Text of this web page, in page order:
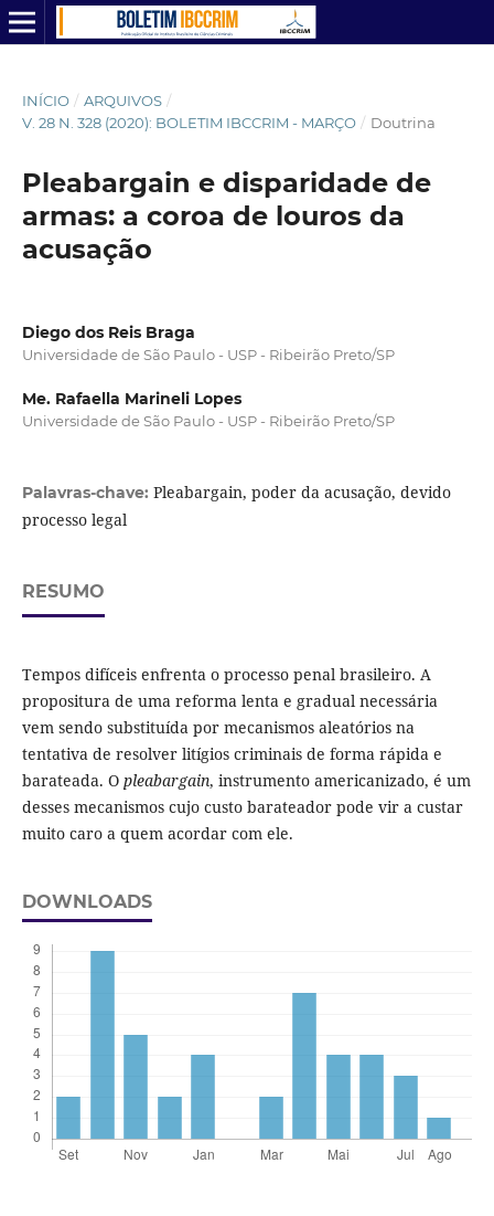
INÍCIO / ARQUIVOS /
V. 28 N. 328 (2020): BOLETIM IBCCRIM - MARÇO / Doutrina
Pleabargain e disparidade de
armas: a coroa de louros da
acusação
Diego dos Reis Braga
Universidade de São Paulo - USP - Ribeirão Preto/SP
Me. Rafaella Marineli Lopes
Universidade de São Paulo - USP - Ribeirão Preto/SP
Palavras-chave: Pleabargain, poder da acusação, devido
processo legal
RESUMO
Tempos difíceis enfrenta o processo penal brasileiro. A
propositura de uma reforma lenta e gradual necessária
vem sendo substituída por mecanismos aleatórios na
tentativa de resolver litígios criminais de forma rápida e
barateada. O pleabargain, instrumento americanizado, é um
desses mecanismos cujo custo barateador pode vir a custar
muito caro a quem acordar com ele.
DOWNLOADS